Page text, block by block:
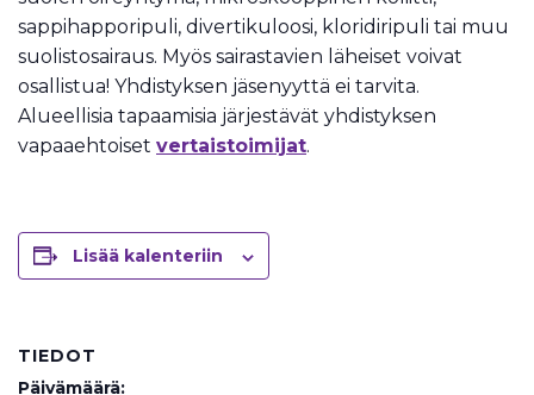
sappihapporipuli, divertikuloosi, kloridiripuli tai muu
suolistosairaus. Myös sairastavien läheiset voivat
osallistua! Yhdistyksen jäsenyyttä ei tarvita.
Alueellisia tapaamisia järjestävät yhdistyksen
vapaaehtoiset vertaistoimijat.
Lisää kalenteriin
TIEDOT
Päivämäärä: